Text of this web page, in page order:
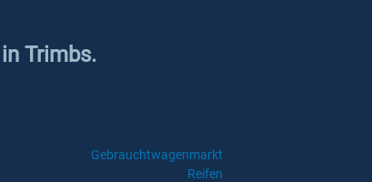
Trimbs.
Gebrauchtwagenmarkt
Reifen